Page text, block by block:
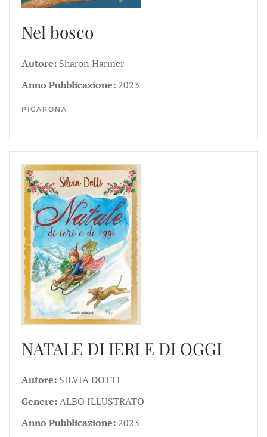
Nel bosco
Autore: Sharon Harmer
Anno Pubblicazione: 2023
PICARONA
NATALE DI IERI E DI OGGI
Autore: SILVIA DOTTI
Genere:ALBO ILLUSTRATO
Anno Pubblicazione: 2023